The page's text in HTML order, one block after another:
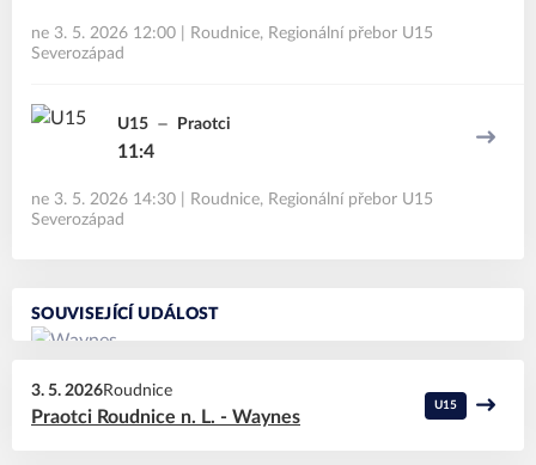
ne 3. 5. 2026 12:00 Roudnice, Regionální přebor U15
Severozápad
U15 Praotci
11:4
ne 3. 5. 2026 14:30 Roudnice, Regionální přebor U15
Severozápad
SOUVISEJÍCÍ UDÁLOST
3. 5. 2026Roudnice
Praotci Roudnice n. L. - Waynes
U15